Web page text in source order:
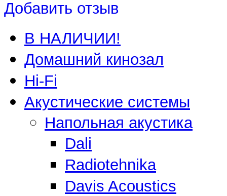
Добавить отзыв
В НАЛИЧИИ!
Домашний кинозал
Hi-Fi
Акустические системы
Напольная акустика
Dali
Radiotehnika
Davis Acoustics